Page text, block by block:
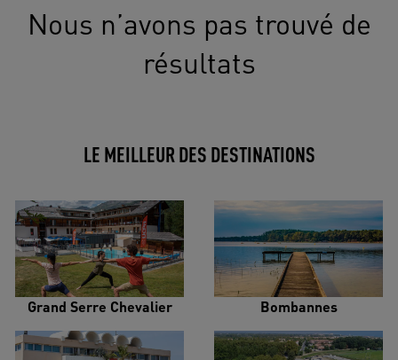
Nous n’avons pas trouvé de
résultats
LE MEILLEUR DES DESTINATIONS
Grand Serre Chevalier Bombannes